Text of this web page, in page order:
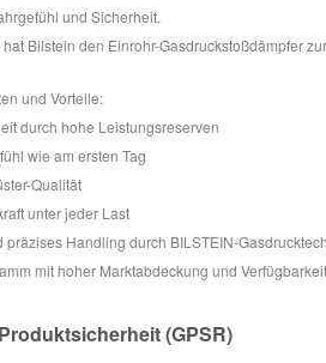
und Sicherheit.
Bilstein den Einrohr-Gasdruckstoßdämpfer
und Vorteile:
durch hohe Leistungsreserven
wie am ersten Tag
Qualität
unter jeder Last
präzises Handling durch BILSTEIN-
mit hoher Marktabdeckung und Verfügbarkeit
(GPSR)